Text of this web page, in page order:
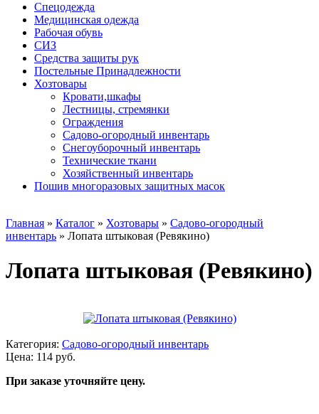
Спецодежда
Медицинская одежда
Рабочая обувь
СИЗ
Средства защиты рук
Постельные Принадлежности
Хозтовары
Кровати,шкафы
Лестницы, стремянки
Ограждения
Садово-огородный инвентарь
Снегоуборочный инвентарь
Технические ткани
Хозяйственный инвентарь
Пошив многоразовых защитных масок
Главная » Каталог » Хозтовары » Садово-огородный
инвентарь » Лопата штыковая (Ревякино)
Лопата штыковая (Ревякино)
Категория: Садово-огородный инвентарь
Цена: 114 руб.
При заказе уточняйте цену.